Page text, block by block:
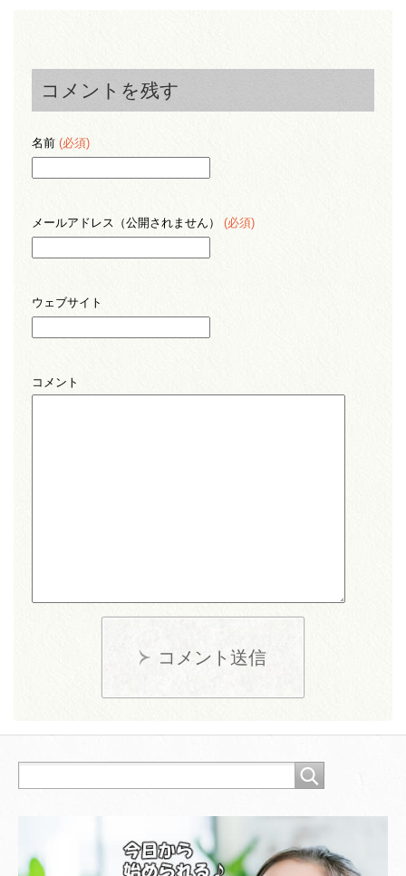
コメントを残す
名前 (必須)
メールアドレス（公開されません） (必須)
ウェブサイト
コメント
コメント送信